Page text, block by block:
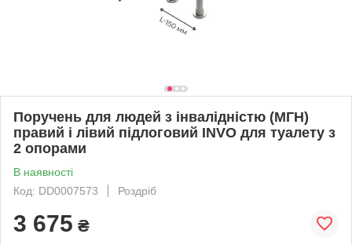
Поручень для людей з інвалідністю (МГН)
правий і лівий підлоговий INVO для туалету з
2 опорами
В наявності
Код: DD0007573
Роздріб
3 675 ₴